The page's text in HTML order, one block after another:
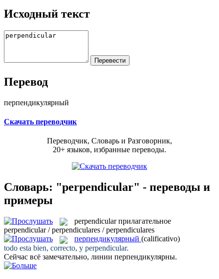
Исходный текст
Перевод
перпендикулярный
Скачать переводчик
Переводчик, Словарь и Разговорник,
20+ языков, избранные переводы.
Словарь: "perpendicular" - переводы и
примеры
perpendicular прилагательное
perpendicular / perpendiculares / perpendiculares
перпендикулярный (calificativo)
todo esta bien, correcto, y perpendicular.
Сейчас всё замечательно, линии перпендикулярны.